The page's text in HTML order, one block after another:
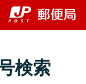
検索